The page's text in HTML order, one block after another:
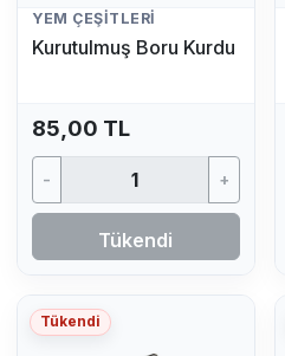
YEM ÇEŞITLERI
Kurutulmuş Boru Kurdu
85,00 TL
- +
Tükendi
Tükendi